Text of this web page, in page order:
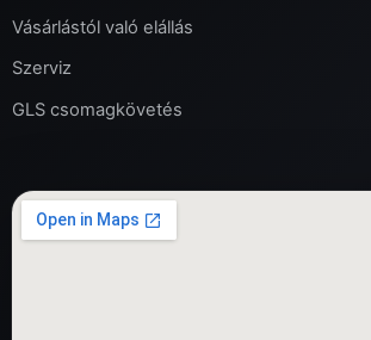
Vásárlástól való elállás
Szerviz
GLS csomagkövetés